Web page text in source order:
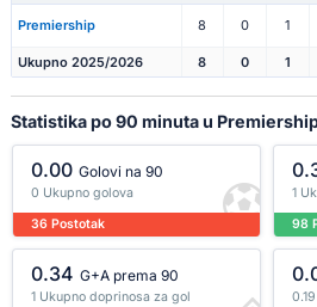
Premiership 8 0 1
Ukupno 2025/2026 8 0 1
Statistika po 90 minuta u
0.00 Golovi na 90
0 Ukupno golova
36 Postotak
1
98
0.34 G+A prema 90
1 Ukupno doprinosa za gol